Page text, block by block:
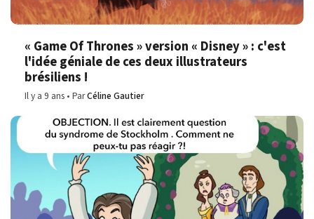
« Game Of Thrones » version « Disney » : c'est
l'idée géniale de ces deux illustrateurs
brésiliens !
Il y a 9 ans ParCéline Gautier